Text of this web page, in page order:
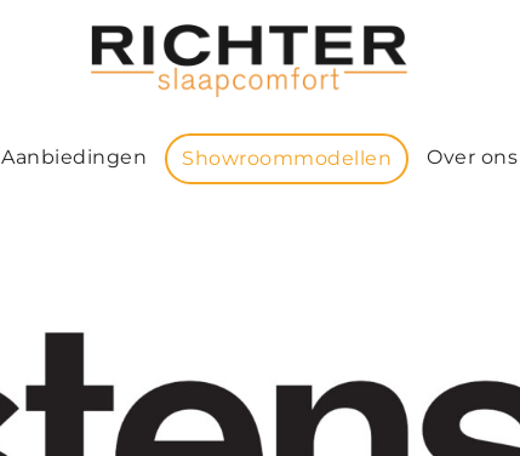
Aanbiedingen Showroommodellen Over ons